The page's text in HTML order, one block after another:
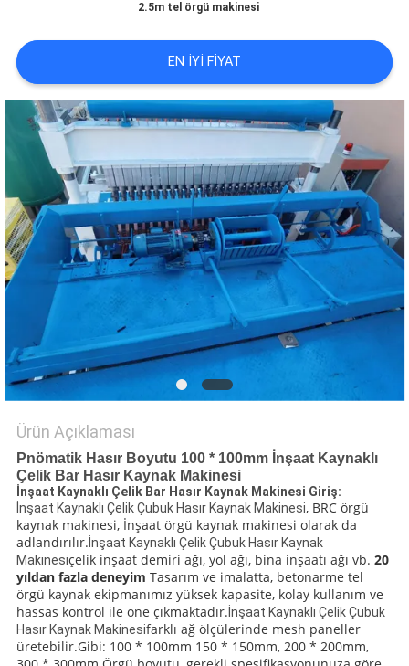
SITE
HARITASI
PRIVACY
POLICY
2.5m tel örgü makinesi
EN IYI FIYAT
Ürün Açıklaması
Pnömatik Hasır Boyutu 100 * 100mm İnşaat Kaynaklı
Çelik Bar Hasır Kaynak Makinesi
İnşaat Kaynaklı Çelik Bar Hasır Kaynak Makinesi Giriş:
İnşaat Kaynaklı Çelik Çubuk Hasır Kaynak Makinesi, BRC örgü
kaynak makinesi, İnşaat örgü kaynak makinesi olarak da
adlandırılır. İnşaat Kaynaklı Çelik Çubuk Hasır Kaynak
Makinesiçelik inşaat demiri ağı, yol ağı, bina inşaatı ağı vb. 20
yıldan fazla deneyim Tasarım ve imalatta, betonarme tel
örgü kaynak ekipmanımız yüksek kapasite, kolay kullanım ve
hassas kontrol ile öne çıkmaktadır. İnşaat Kaynaklı Çelik Çubuk
Hasır Kaynak Makinesifarklı ağ ölçülerinde mesh paneller
üretebilir.Gibi: 100 * 100mm 150 * 150mm, 200 * 200mm,